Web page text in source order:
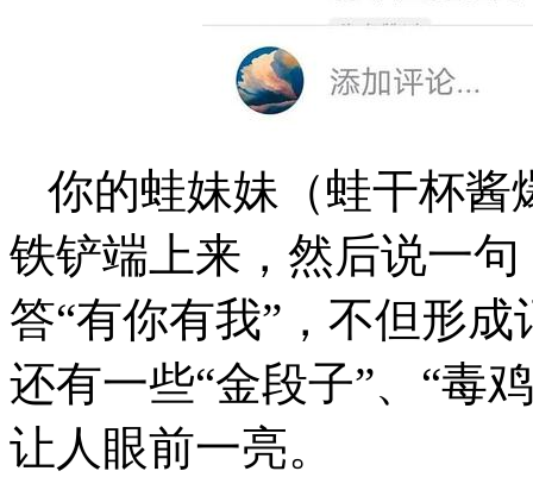
你的蛙妹妹（蛙干杯酱
铁铲端上来，然后说一
答“有你有我”，不但形
还有一些“金段子”、“毒
让人眼前一亮。